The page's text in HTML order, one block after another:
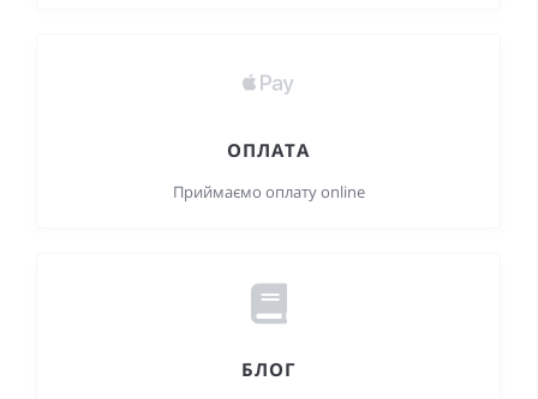
ОПЛАТА
Приймаємо оплату online
БЛОГ